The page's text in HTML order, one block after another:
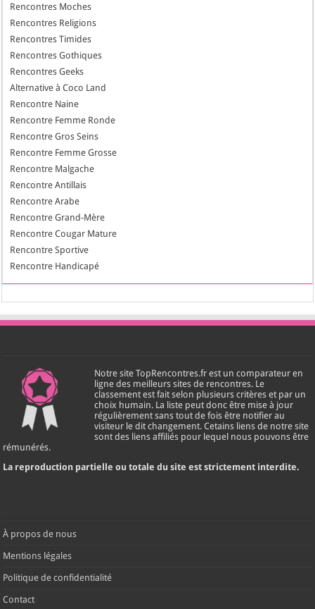
Rencontres Moches
Rencontres Religions
Rencontres Timides
Rencontres Gothiques
Rencontres Geeks
Alternative à Coco Land
Rencontre Naine
Rencontre Femme Ronde
Rencontre Gros Seins
Rencontre Femme Grosse
Rencontre Malgache
Rencontre Antillais
Rencontre Arabe
Rencontre Grand-Mère
Rencontre Cougar Mature
Rencontre Sportive
Rencontre Handicapé
Notre site TopRencontres.fr est un comparateur en
ligne des meilleurs sites de rencontres. Le
classement est fait selon plusieurs critères et par un
choix humain. La liste peut donc être mise à jour
régulièrement sans tout de fois être notifier au
visiteur le dit changement. Cetains liens de notre site
sont des liens affiliés pour lequel nous pouvons être
rémunérés.
La reproduction partielle ou totale du site est strictement interdite.
À propos de nous
Mentions légales
Politique de confidentialité
Contact